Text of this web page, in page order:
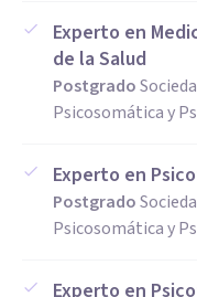
Experto en
de la Salud
Postgrado
Psicosomática y
Experto en
Postgrado
Psicosomática y
Experto en